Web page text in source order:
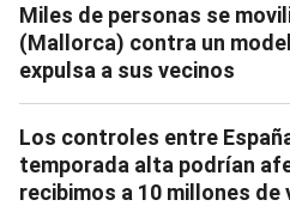
Miles de personas se
(Mallorca) contra un
expulsa a sus vecinos
Los controles entre
temporada alta podrían
recibimos a 10 millones de